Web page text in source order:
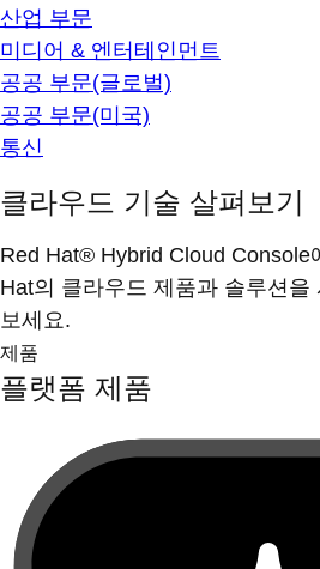
산업 부문
미디어 & 엔터테인먼트
공공 부문(글로벌)
공공 부문(미국)
통신
클라우드 기술 살펴보기
Red Hat® Hybrid Cloud Console
Hat의 클라우드 제품과 솔루션을
보세요.
제품
플랫폼 제품